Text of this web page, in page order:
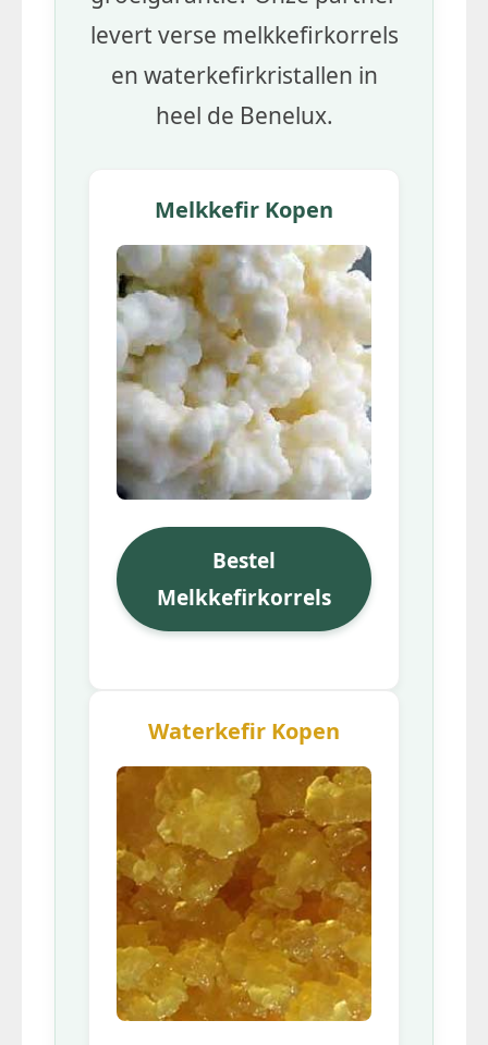
levert verse melkkefirkorrels
en waterkefirkristallen in
heel de Benelux.
Melkkefir Kopen
Bestel
Melkkefirkorrels
Waterkefir Kopen